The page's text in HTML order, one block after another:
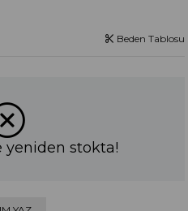
Beden Tablosu
yeniden stokta!